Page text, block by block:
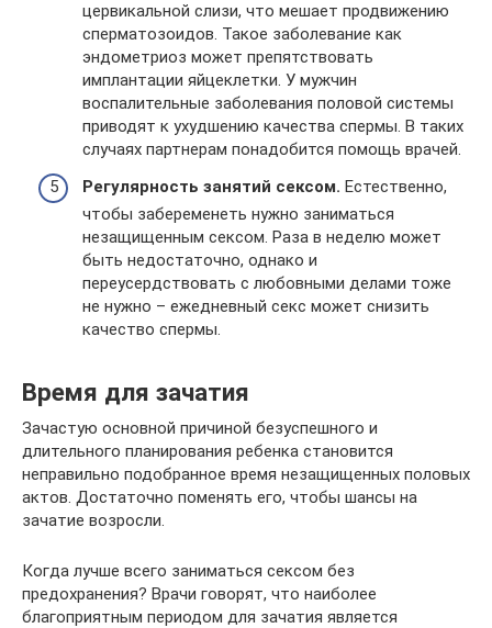
цервикальной слизи, что мешает продвижению
сперматозоидов. Такое заболевание как
эндометриоз может препятствовать
имплантации яйцеклетки. У мужчин
воспалительные заболевания половой системы
приводят к ухудшению качества спермы. В таких
случаях партнерам понадобится помощь врачей.
Регулярность занятий сексом. Естественно,
чтобы забеременеть нужно заниматься
незащищенным сексом. Раза в неделю может
быть недостаточно, однако и
переусердствовать с любовными делами тоже
не нужно – ежедневный секс может снизить
качество спермы.
Время для зачатия
Зачастую основной причиной безуспешного и
длительного планирования ребенка становится
неправильно подобранное время незащищенных половых
актов. Достаточно поменять его, чтобы шансы на
зачатие возросли.
Когда лучше всего заниматься сексом без
предохранения? Врачи говорят, что наиболее
благоприятным периодом для зачатия является